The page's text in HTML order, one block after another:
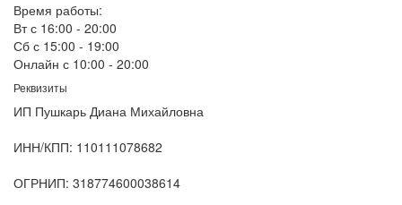
Время работы:
Вт с 16:00 - 20:00
Сб с 15:00 - 19:00
Онлайн с 10:00 - 20:00
Реквизиты
ИП Пушкарь Диана Михайловна
ИНН/КПП: 110111078682
ОГРНИП: 318774600038614